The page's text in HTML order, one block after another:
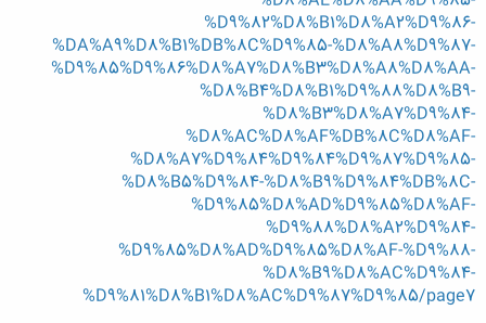
%D9%82%D8%B1%D8%A2%D9%86-
%DA%A9%D8%B1%DB%8C%D9%85-%D8%A8%D9%87-
%D9%85%D9%86%D8%A7%D8%B3%D8%A8%D8%AA-
%D8%B4%D8%B1%D9%88%D8%B9-
%D8%B3%D8%A7%D9%84-
%D8%AC%D8%AF%DB%8C%D8%AF-
%D8%A7%D9%84%D9%84%D9%87%D9%85-
%D8%B5%D9%84-%D8%B9%D9%84%DB%8C-
%D9%85%D8%AD%D9%85%D8%AF-
%D9%88%D8%A2%D9%84-
%D9%85%D8%AD%D9%85%D8%AF-%D9%88-
%D8%B9%D8%AC%D9%84-
%D9%81%D8%B1%D8%AC%D9%87%D9%85/page7